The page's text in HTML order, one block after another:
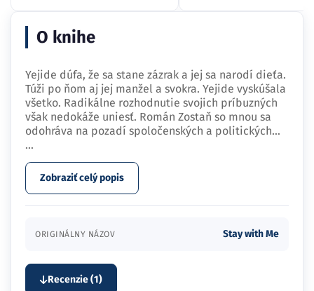
O knihe
Yejide dúfa, že sa stane zázrak a jej sa narodí dieťa.
Túži po ňom aj jej manžel a svokra. Yejide vyskúšala
všetko. Radikálne rozhodnutie svojich príbuzných
však nedokáže uniesť. Román Zostaň so mnou sa
odohráva na pozadí spoločenských a politických…
...
Zobraziť celý popis
ORIGINÁLNY NÁZOV Stay with Me
Recenzie (1)